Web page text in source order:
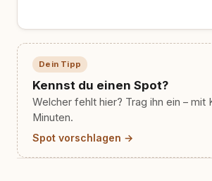
Dein Tipp
Kennst du einen Spot?
Welcher fehlt hier? Trag ihn ein – mit
Minuten.
Spot vorschlagen →